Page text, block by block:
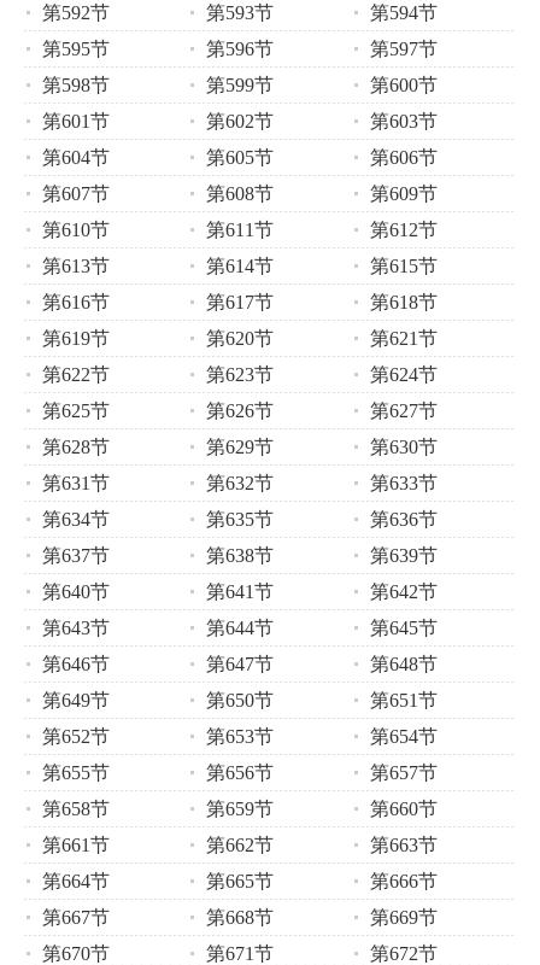
第592节
第593节
第594节
第595节
第596节
第597节
第598节
第599节
第600节
第601节
第602节
第603节
第604节
第605节
第606节
第607节
第608节
第609节
第610节
第611节
第612节
第613节
第614节
第615节
第616节
第617节
第618节
第619节
第620节
第621节
第622节
第623节
第624节
第625节
第626节
第627节
第628节
第629节
第630节
第631节
第632节
第633节
第634节
第635节
第636节
第637节
第638节
第639节
第640节
第641节
第642节
第643节
第644节
第645节
第646节
第647节
第648节
第649节
第650节
第651节
第652节
第653节
第654节
第655节
第656节
第657节
第658节
第659节
第660节
第661节
第662节
第663节
第664节
第665节
第666节
第667节
第668节
第669节
第670节
第671节
第672节